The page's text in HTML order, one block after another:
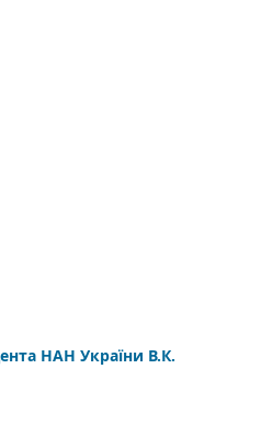
НАН України В.К.